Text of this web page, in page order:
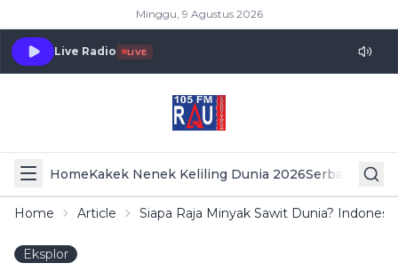
Minggu, 9 Agustus 2026
Live Radio LIVE
HomeKakek Nenek Keliling Dunia 2026Serba Serbi
Home Article Siapa Raja Minyak Sawit Dunia?
Eksplor